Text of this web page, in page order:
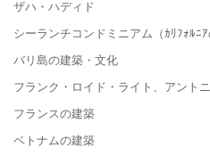
ザハ・ハディド
シーランチコンドミニアム（ｶﾘﾌｫﾙﾆ
バリ島の建築・文化
フランク・ロイド・ライト、アント
フランスの建築
ベトナムの建築